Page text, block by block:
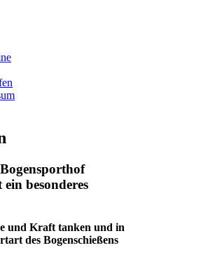
ein besonderes
und Kraft tanken und in
des Bogenschießens